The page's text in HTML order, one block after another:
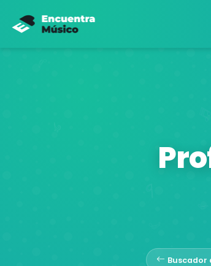
Buscador